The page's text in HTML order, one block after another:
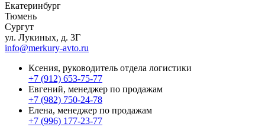
Екатеринбург
Тюмень
Сургут
ул. Лукиных, д. 3Г
info@merkury-avto.ru
Ксения, руководитель отдела логистики
+7 (912) 653-75-77
Евгений, менеджер по продажам
+7 (982) 750-24-78
Елена, менеджер по продажам
+7 (996) 177-23-77